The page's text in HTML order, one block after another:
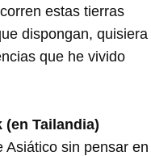
estas tierras
dispongan, quisiera
que he vivido
(en Tailandia)
Asiático sin pensar en